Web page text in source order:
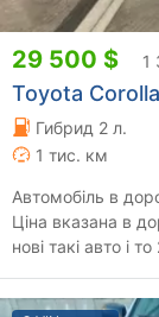
29 500 $ 1
Toyota
Гибрид 2 л.
1 тис. км
Автомобіль в
Ціна вказана в
нові такі авто і